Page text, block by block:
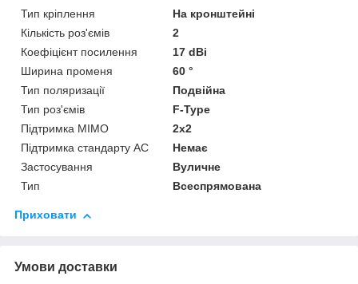
Тип кріплення
На кронштейні
Кількість роз'ємів
2
Коефіцієнт посилення
17 dBi
Ширина променя
60 °
Тип поляризації
Подвійна
Тип роз'ємів
F-Type
Підтримка MIMO
2x2
Підтримка стандарту АС
Немає
Застосування
Вуличне
Тип
Всеспрямована
Приховати
Умови доставки